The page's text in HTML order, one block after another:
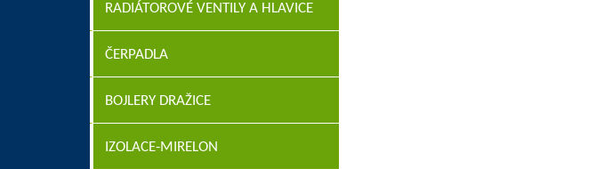
RADIÁTOROVÉ VENTILY A HLAVICE
ČERPADLA
BOJLERY DRAŽICE
IZOLACE-MIRELON